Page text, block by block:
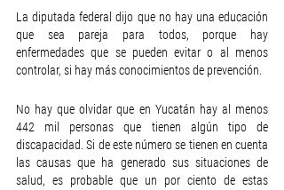
La diputada federal dijo que no hay una educación
que sea pareja para todos, porque hay
enfermedades que se pueden evitar o al menos
controlar, si hay más conocimientos de prevención.
No hay que olvidar que en Yucatán hay al menos
442 mil personas que tienen algún tipo de
discapacidad. Si de este número se tienen en cuenta
las causas que ha generado sus situaciones de
salud, es probable que un por ciento de estas